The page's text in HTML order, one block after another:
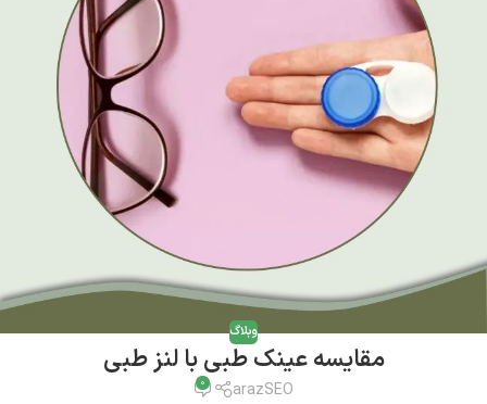
وبلاگ
مقایسه عینک طبی با لنز طبی
arazSEO
0